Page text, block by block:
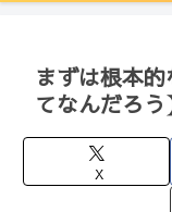
まずは根本
てなんだろう
X